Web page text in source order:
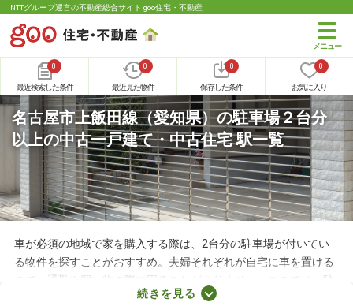
NTTグループ運営の不動産総合サイト goo住宅・不動産
0
最近検索した条件
0
最近見た物件
0
保存した条件
0
お気に入り
名古屋市上飯田線（愛知県）の駐車場２台分
以上の中古一戸建て・中古住宅 駅一覧
車が必須の地域で家を購入する際は、2台分の駐車場が付いてい
る物件を探すことがおすすめ。夫婦それぞれが自宅に車を置ける
ので、通勤や買い物の際に困ることがありません。ここでは、駐
車場2台分以上を備えている中古の一戸建てを紹介します。物件
続きを見る